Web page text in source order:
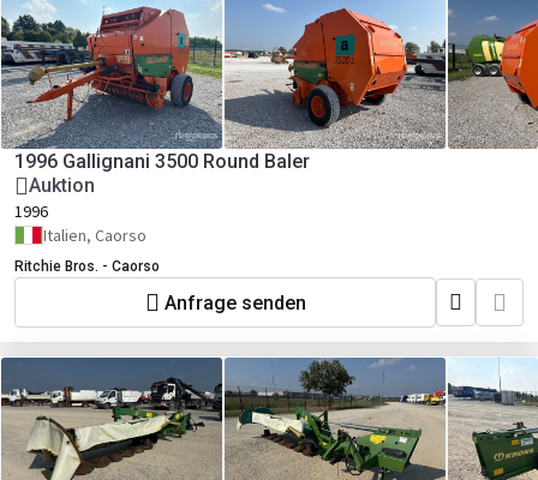
1996 Gallignani 3500 Round Baler
Auktion
1996
Italien, Caorso
Ritchie Bros. - Caorso
Anfrage senden